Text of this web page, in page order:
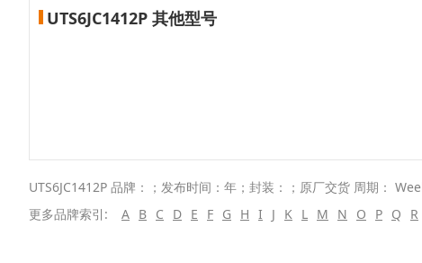
UTS6JC1412P 其他型号
UTS6JC1412P 品牌：；发布时间：年；封装：；原厂交货 周期：
更多品牌索引:
A B C D E F G H I J K L M N O P Q R